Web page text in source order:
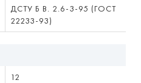
ДСТУ Б В. 2.6-3-95 (ГОСТ
22233-93)
12